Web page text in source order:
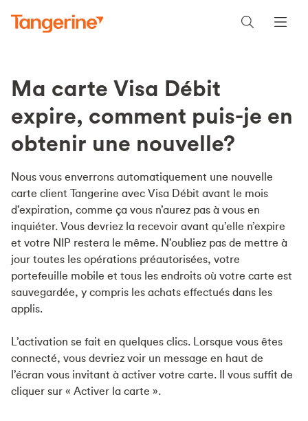
Ma carte Visa Débit
expire, comment puis-je en
obtenir une nouvelle?
Nous vous enverrons automatiquement une nouvelle
carte client Tangerine avec Visa Débit avant le mois
d’expiration, comme ça vous n’aurez pas à vous en
inquiéter. Vous devriez la recevoir avant qu’elle n’expire
et votre NIP restera le même. N’oubliez pas de mettre à
jour toutes les opérations préautorisées, votre
portefeuille mobile et tous les endroits où votre carte est
sauvegardée, y compris les achats effectués dans les
applis.
L’activation se fait en quelques clics. Lorsque vous êtes
connecté, vous devriez voir un message en haut de
l’écran vous invitant à activer votre carte. Il vous suffit de
cliquer sur « Activer la carte ».